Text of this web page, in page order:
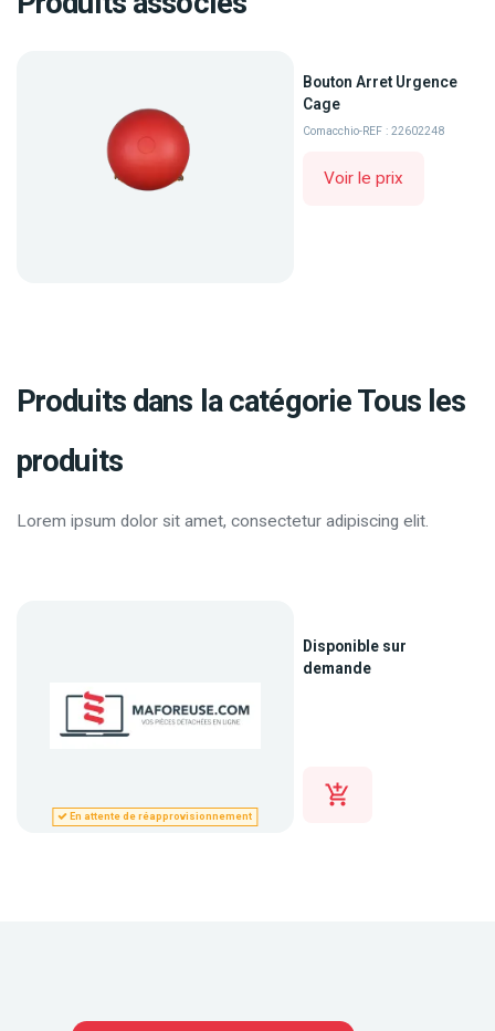
Bouton Arret Urgence
Cage
Comacchio-REF : 22602248
Voir le prix
Produits dans la catégorie Tous les
produits
Lorem ipsum dolor sit amet, consectetur adipiscing elit.
En attente de réapprovisionnement
Disponible sur
demande